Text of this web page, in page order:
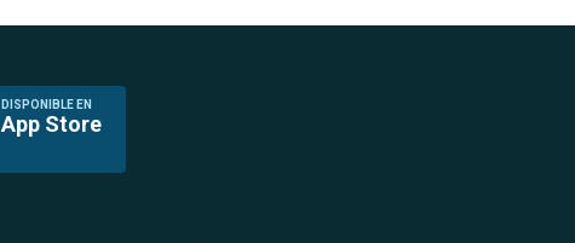
DISPONIBLE EN
App Store